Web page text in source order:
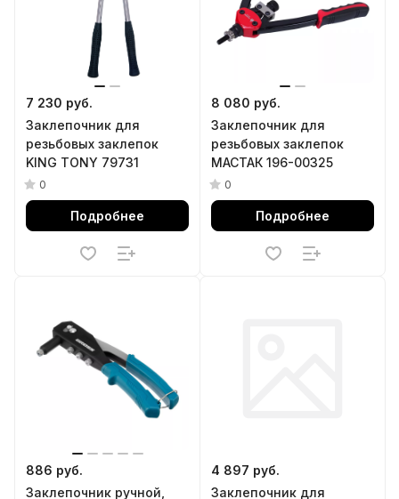
7 230 руб.
Заклепочник для
резьбовых заклепок
KING TONY 79731
0
Подробнее
8 080 руб.
Заклепочник для
резьбовых заклепок
МАСТАК 196-00325
0
Подробнее
886 руб.
Заклепочник ручной,
4 897 руб.
Заклепочник для